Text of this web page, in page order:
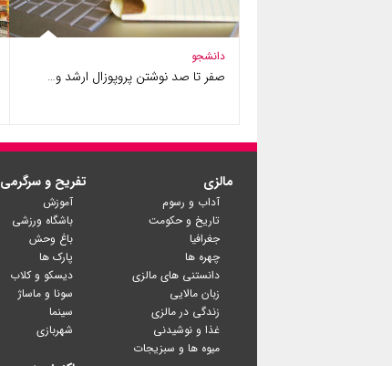
دانشجو
صفر تا صد نوشتن پروپوزال ارشد و…
مالزی
آداب و رسوم
تاریخ و حکومت
جغرافیا
چهره ها
دانستنی های مالزی
زبان مالایی
زندگی در مالزی
غذا و نوشیدنی
میوه ها و سبزیجات
تفریح و سرگرمی
آموزش
باشگاه ورزشی
باغ وحش
پارک ها
دیسکو و کلاب
سونا و ماساژ
سینما
شهربازی